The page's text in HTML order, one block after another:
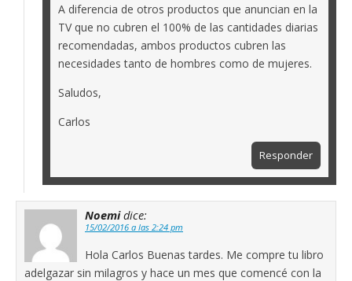
A diferencia de otros productos que anuncian en la
TV que no cubren el 100% de las cantidades diarias
recomendadas, ambos productos cubren las
necesidades tanto de hombres como de mujeres.
Saludos,
Carlos
Responder
Noemi dice:
15/02/2016 a las 2:24 pm
Hola Carlos Buenas tardes. Me compre tu libro
adelgazar sin milagros y hace un mes que comencé con la